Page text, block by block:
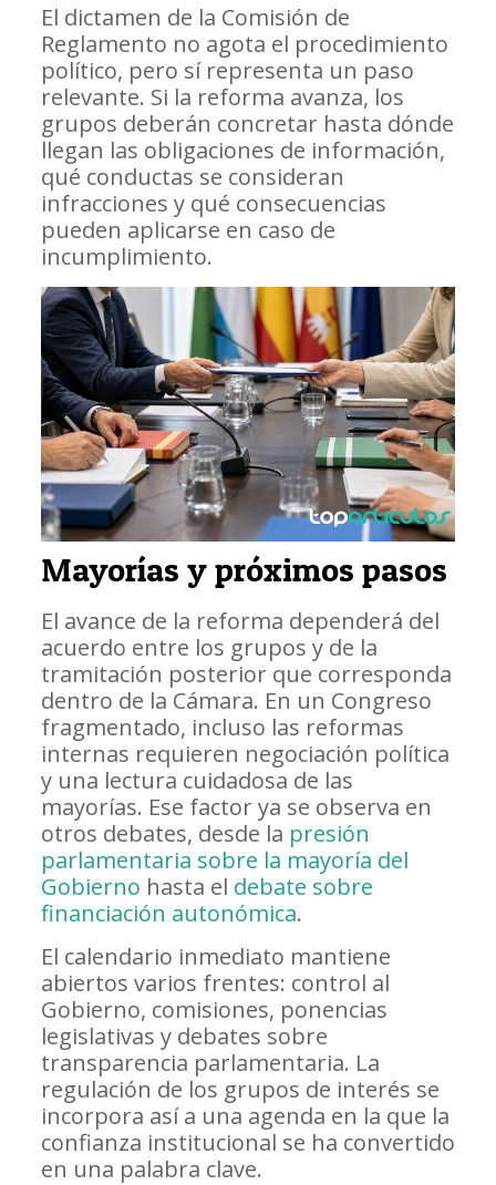
El dictamen de la Comisión de
Reglamento no agota el procedimiento
político, pero sí representa un paso
relevante. Si la reforma avanza, los
grupos deberán concretar hasta dónde
llegan las obligaciones de información,
qué conductas se consideran
infracciones y qué consecuencias
pueden aplicarse en caso de
incumplimiento.
Mayorías y próximos pasos
El avance de la reforma dependerá del
acuerdo entre los grupos y de la
tramitación posterior que corresponda
dentro de la Cámara. En un Congreso
fragmentado, incluso las reformas
internas requieren negociación política
y una lectura cuidadosa de las
mayorías. Ese factor ya se observa en
otros debates, desde la presión
parlamentaria sobre la mayoría del
Gobierno hasta el debate sobre
financiación autonómica.
El calendario inmediato mantiene
abiertos varios frentes: control al
Gobierno, comisiones, ponencias
legislativas y debates sobre
transparencia parlamentaria. La
regulación de los grupos de interés se
incorpora así a una agenda en la que la
confianza institucional se ha convertido
en una palabra clave.